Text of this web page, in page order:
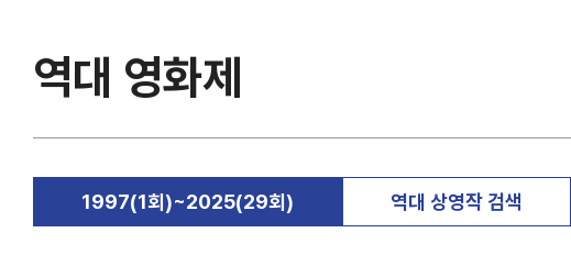
역대 영화제
1997(1회)~2025(29회) 역대 상영작 검색